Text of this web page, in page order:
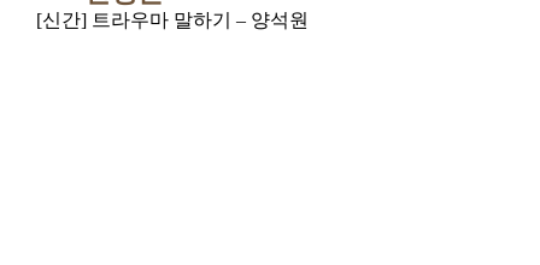
[신간] 트라우마 말하기 – 양석원